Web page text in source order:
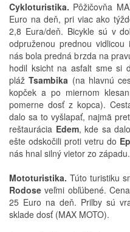
Cykloturistika. Pôžičovňa
Euro na deň, pri viac ako
2,8 Eura/deň. Bicykle sú v
odpruženou prednou
nás bola predná brzda na
hodil ksicht na asfalt sme si
plážTsambika (na hlavnú
kopček a po miernom
pomerne dosť z kopca).
dalo sa to vyšlapať, najmä
reštaurácia Edem, kde sa
ešte odskočili proti vetru do
nás hnal silný vietor zo západu.
Mototuristika. Túto turistiku
Rodoseveľmi obľúbené.
25 Euro na deň. Prilby sú
sklade dosť (MAX MOTO).